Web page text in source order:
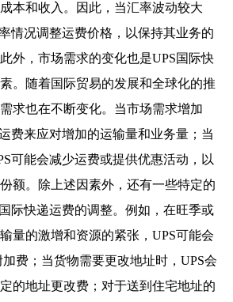
本和收入。因此，当汇率波动较大
情况调整运费价格，以保持其业务的
外，市场需求的变化也是UPS国际快
。随着国际贸易的发展和全球化的推
求也在不断变化。当市场需求增加
费来应对增加的运输量和业务量；当
可能会减少运费或提供优惠活动，以
额。除上述因素外，还有一些特定的
际快递运费的调整。例如，在旺季或
量的激增和资源的紧张，UPS可能会
费；当货物需要更改地址时，UPS会
的地址更改费；对于送到住宅地址的